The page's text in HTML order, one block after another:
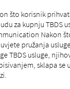
što korisnik
za kupnju TBDS
Nakon
pružanja
TBDS usluge,
sklapa se